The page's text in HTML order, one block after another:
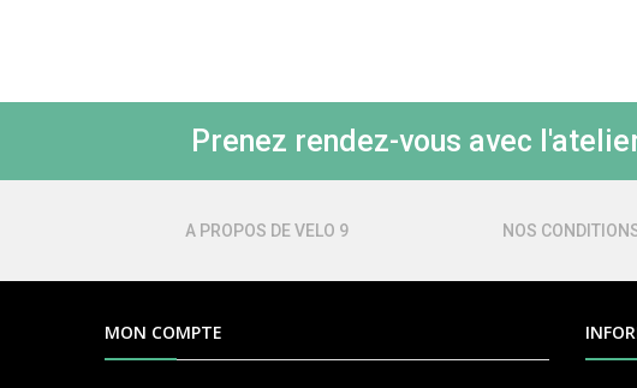
Prenez rendez-vous avec
A PROPOS DE VELO 9 NOS
MON COMPTE